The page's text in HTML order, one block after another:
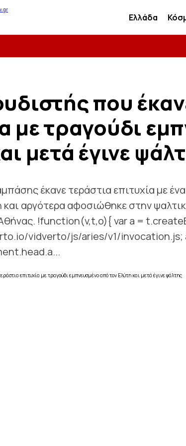
Ελλάδα
που
με τραγούδι
μετά έγινε
έκανε τεράστια επιτυχία με
αργότερα αφοσιώθηκε στην
Αθήνας. !function(v,t,o){ var a =
vidverto/js/aries/v1/